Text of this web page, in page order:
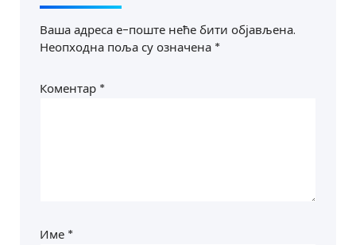
Ваша адреса е-поште неће бити објављена.
Неопходна поља су означена *
Коментар *
Име *